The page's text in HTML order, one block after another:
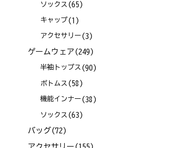
ソックス (65)
キャップ(1)
アクセサリー (3)
ゲームウェア(249)
半袖トップス (90)
ボトムス (58)
機能インナー (38)
ソックス (63)
バッグ(72)